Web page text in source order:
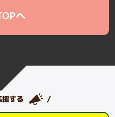
へ
する